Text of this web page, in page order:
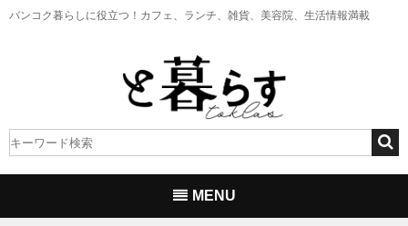
バンコク暮らしに役立つ！ カフェ、ランチ、雑貨、美容院、生活情報満載
MENU